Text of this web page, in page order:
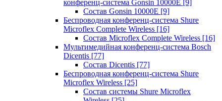
конференц-система Gonsin 10000E [9]
Состав Gonsin 10000E [9]
Беспроводная конференц-система Shure
Microflex Complete Wireless [16]
Состав Microflex Complete Wireless [16]
Мультимедийная конференц-система Bosch
Dicentis [77]
Состав Dicentis [77]
Беспроводная конференц-система Shure
Microflex Wireless [25]
Состав системы Shure Microflex